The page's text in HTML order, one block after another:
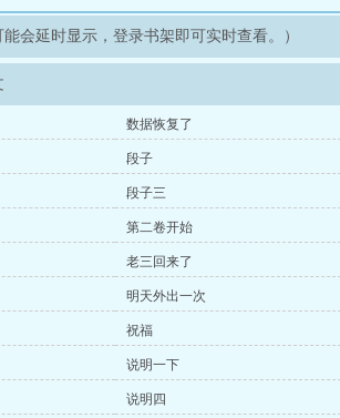
会延时显示，登录书架即可实时查看。）
数据恢复了
段子
段子三
第二卷开始
老三回来了
明天外出一次
祝福
说明一下
说明四